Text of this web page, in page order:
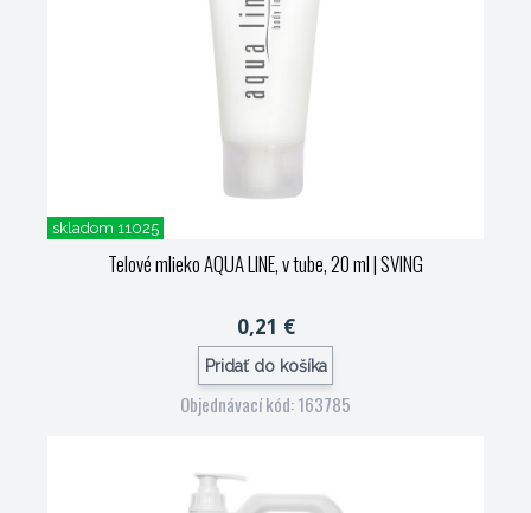
skladom 11025
Telové mlieko AQUA LINE, v tube, 20 ml| SVING
0,21 €
Pridať do košíka
Objednávací kód: 163785